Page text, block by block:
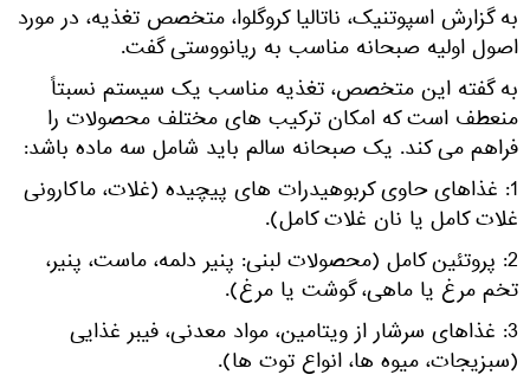
به گزارش اسپوتنیک، ناتالیا کروگلوا، متخصص تغذیه، در مورد
اصول اولیه صبحانه مناسب به ریانووستی گفت.
به گفته این متخصص، تغذیه مناسب یک سیستم نسبتاً
منعطف است که امکان ترکیب های مختلف محصولات را
فراهم می کند. یک صبحانه سالم باید شامل سه ماده باشد:
1: غذاهای حاوی کربوهیدرات های پیچیده (غلات، ماکارونی
غلات کامل یا نان غلات کامل).
2: پروتئین کامل (محصولات لبنی: پنیر دلمه، ماست، پنیر،
تخم مرغ یا ماهی، گوشت یا مرغ).
3: غذاهای سرشار از ویتامین، مواد معدنی، فیبر غذایی
(سبزیجات، میوه ها، انواع توت ها).